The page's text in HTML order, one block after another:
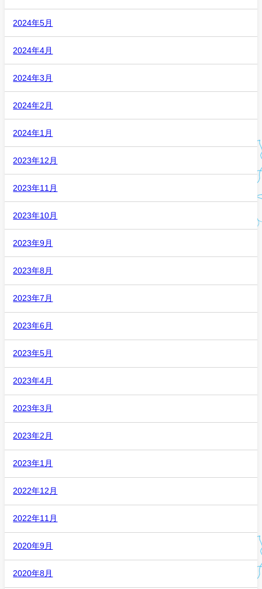
2024年5月
2024年4月
2024年3月
2024年2月
2024年1月
2023年12月
2023年11月
2023年10月
2023年9月
2023年8月
2023年7月
2023年6月
2023年5月
2023年4月
2023年3月
2023年2月
2023年1月
2022年12月
2022年11月
2020年9月
2020年8月